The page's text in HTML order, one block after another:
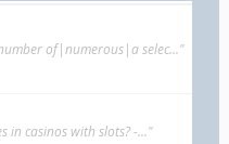
of|numerous|a selec..."
in casinos with slots? -..."